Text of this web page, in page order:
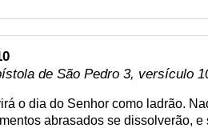
de São Pedro 3, versículo
o dia do Senhor como ladrão.
abrasados se dissolverão,